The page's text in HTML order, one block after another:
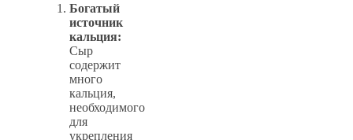
Богатый
источник
кальция:
Сыр
содержит
много
кальция,
необходимого
для
укрепления